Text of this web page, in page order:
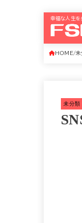
幸福な人生を
HOME 未
未分類